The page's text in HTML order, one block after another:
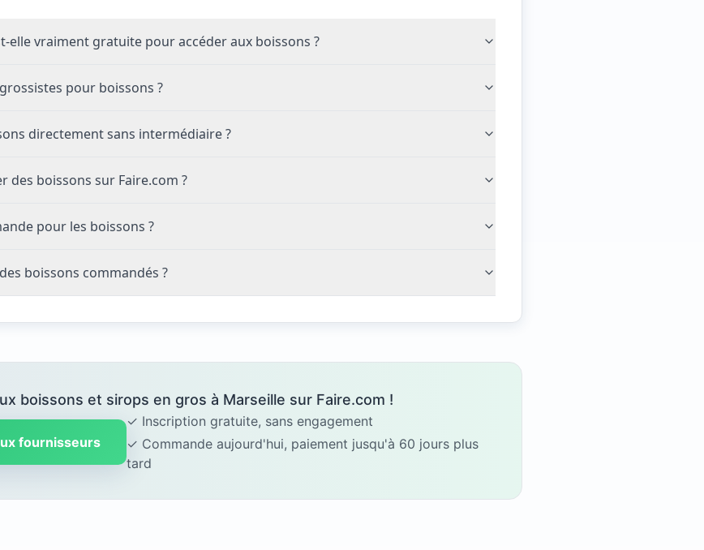
elle vraiment gratuite pour accéder aux boissons ?
pour boissons ?
directement sans intermédiaire ?
des boissons sur Faire.com ?
pour les boissons ?
boissons commandés ?
boissons et sirops en gros à Marseille sur Faire.com !
fournisseurs
✓ Inscription gratuite, sans engagement
✓ Commande aujourd'hui, paiement jusqu'à 60 jours plus
tard